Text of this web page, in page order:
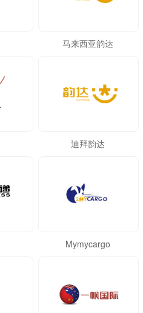
马来西亚韵达
迪拜韵达
Mymycargo